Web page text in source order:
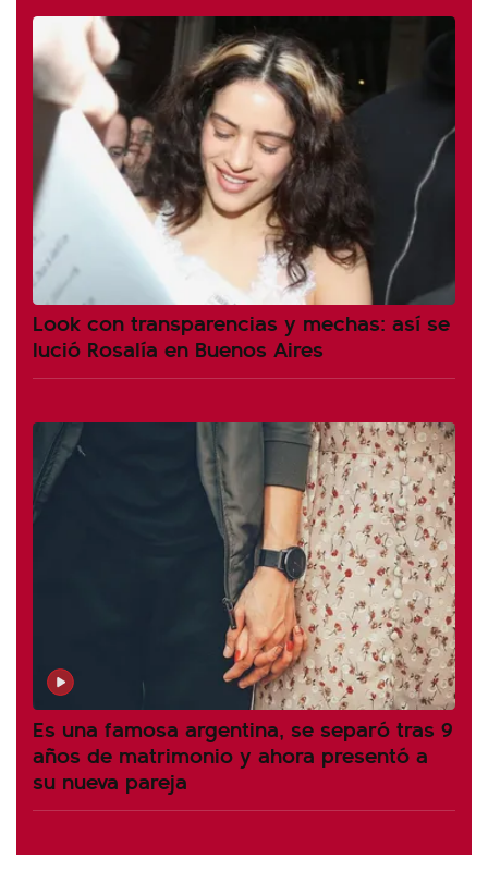
Look con transparencias y mechas: así se
lució Rosalía en Buenos Aires
Es una famosa argentina, se separó tras 9
años de matrimonio y ahora presentó a
su nueva pareja